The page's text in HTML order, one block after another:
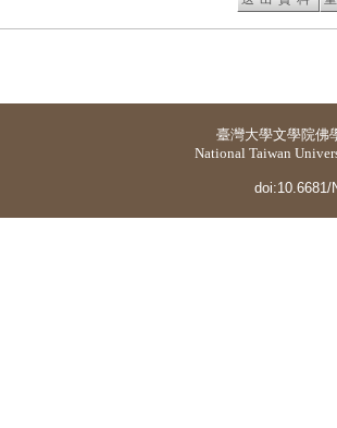
臺灣大學文學院佛
National Taiwan
doi:10.6681/